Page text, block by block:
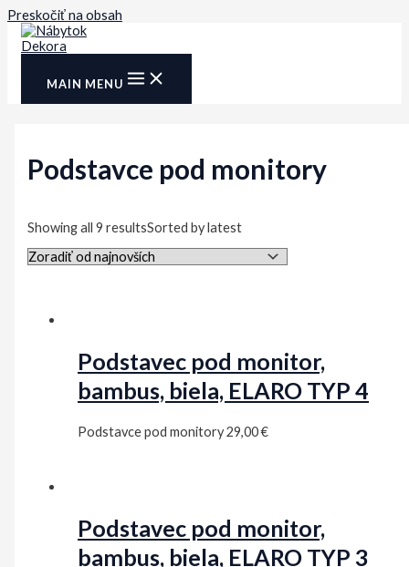
Preskočiť na obsah
MAIN MENU
Podstavce pod monitory
Showing all 9 resultsSorted by latest
Podstavec pod monitor,
bambus, biela, ELARO TYP 4
Podstavce pod monitory29,00€
Podstavec pod monitor,
bambus, biela, ELARO TYP 3